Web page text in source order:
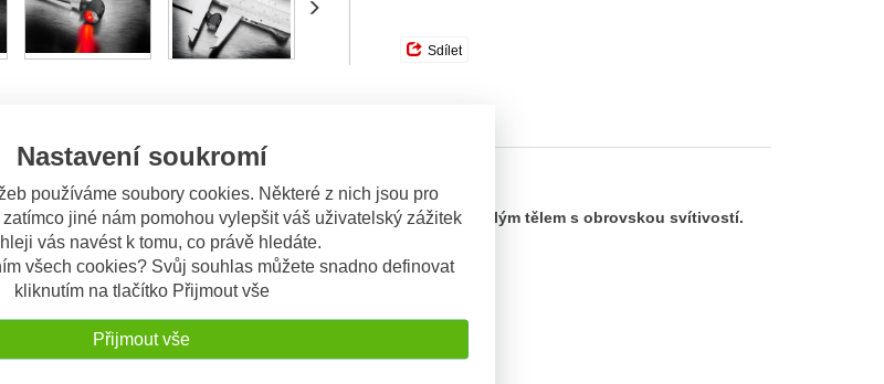
Nastavení soukromí
používáme soubory cookies. Některé z nich jsou pro
jiné nám pomohou vylepšit váš uživatelský zážitek
vás navést k tomu, co právě hledáte.
všech cookies? Svůj souhlas můžete snadno definovat
kliknutím na tlačítko Přijmout vše
Přijmout vše
Sdílet
/ brzdové světlo Atto® DF Kellermann - zaujme neuvěřitelně malým tělem s obrovskou svítivostí.
neuvěřitelnou svítivostí
i zadní světlo / brzdové světlo!
- extrémní optická průhlednost
E13*50R00/20*35113*00 - pouze jako zadní!
blinkru